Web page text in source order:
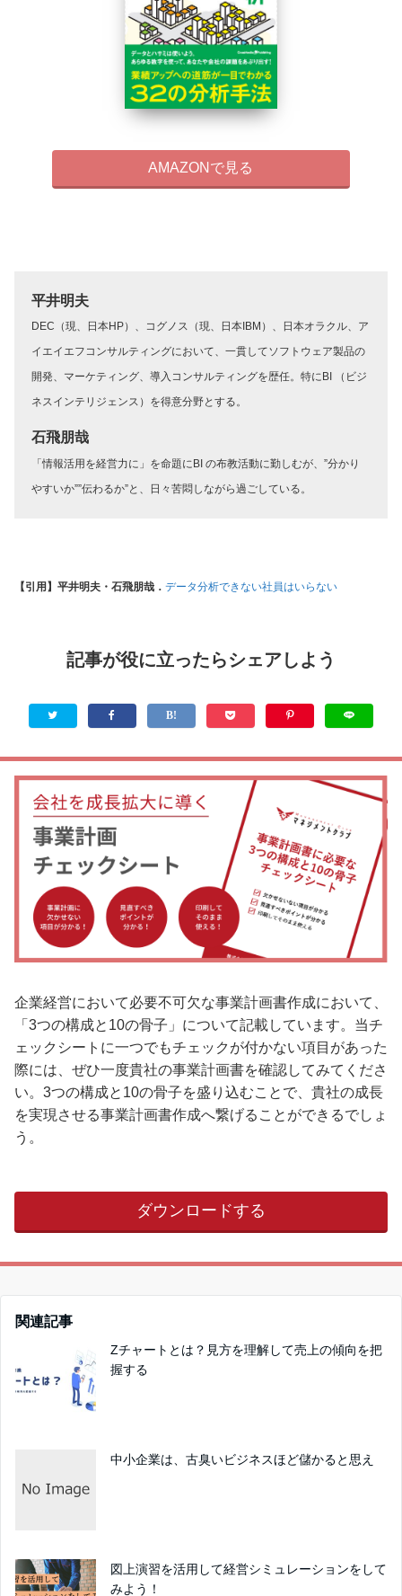
AMAZONで見る
平井明夫
DEC（現、日本HP）、コグノス（現、日本IBM）、日本オラクル、ア
イエイエフコンサルティングにおいて、一貫してソフトウェア製品の
開発、マーケティング、導入コンサルティングを歴任。特にBI （ビジ
ネスインテリジェンス）を得意分野とする。
石飛朋哉
「情報活用を経営力に」を命題にBI の布教活動に勤しむが、”分かり
やすいか””伝わるか”と、日々苦悶しながら過ごしている。
【引用】平井明夫・石飛朋哉． データ分析できない社員はいらない
記事が役に立ったらシェアしよう
企業経営において必要不可欠な事業計画書作成において、
「3つの構成と10の骨子」について記載しています。当チ
ェックシートに一つでもチェックが付かない項目があった
際には、ぜひ一度貴社の事業計画書を確認してみてくださ
い。3つの構成と10の骨子を盛り込むことで、貴社の成長
を実現させる事業計画書作成へ繋げることができるでしょ
う。
ダウンロードする
関連記事
Zチャートとは？見方を理解して売上の傾向を把
握する
中小企業は、古臭いビジネスほど儲かると思え
図上演習を活用して経営シミュレーションをして
みよう！